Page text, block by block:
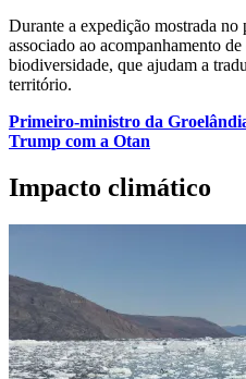
Durante a expedição mostrada no
associado ao acompanhamento
biodiversidade, que ajudam a
território.
Primeiro-ministro da
Trump com a Otan
Impacto climático